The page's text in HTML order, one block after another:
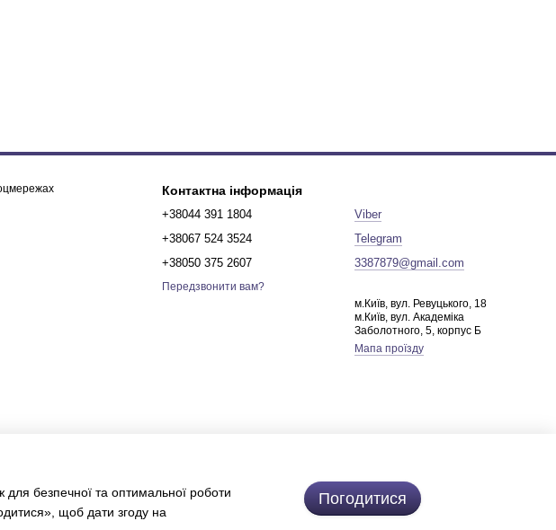
магазин створений з
Контактна інформація
+38044 391 1804
+38067 524 3524
+38050 375 2607
Передзвонити вам?
Viber
Telegram
3387879@gmail.com
м.Київ, вул. Ревуцького, 18
м.Київ, вул. Академіка
Заболотного, 5, корпус Б
Мапа проїзду
безпечної та оптимальної роботи
щоб дати згоду на
Погодитися